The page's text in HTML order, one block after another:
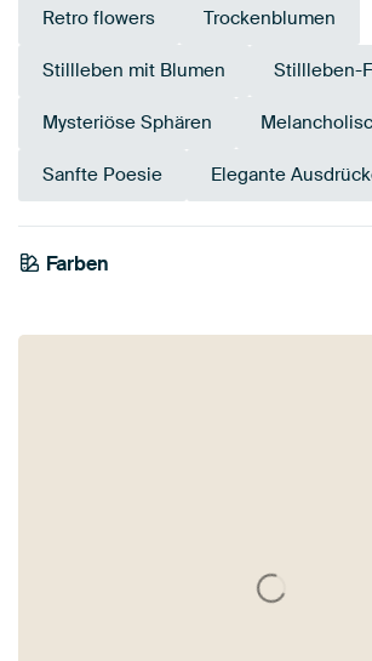
Retro flowers Trockenblumen
Stillleben mit Blumen Stillleben-
Mysteriöse Sphären
Sanfte Poesie Elegante
Farben
Olivgrün
Rosa